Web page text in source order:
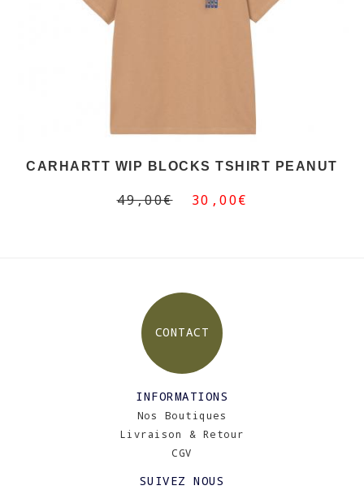
CARHARTT WIP BLOCKS TSHIRT PEANUT
49,00€ 30,00€
CONTACT
INFORMATIONS
Nos Boutiques
Livraison & Retour
CGV
SUIVEZ NOUS